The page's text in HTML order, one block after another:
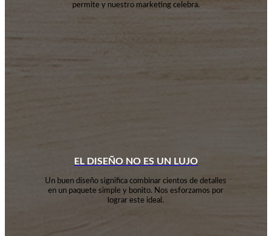
permite y nuestro marketing celebra.
EL DISEÑO NO ES UN LUJO
Un buen diseño significa combinar cientos de detalles
en un paquete simple y bonito. Nos esforzamos por
lograr este ideal.